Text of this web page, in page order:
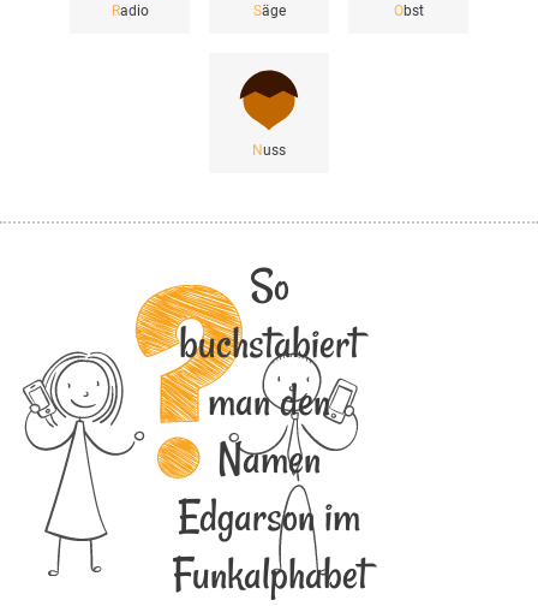
Radio Säge Obst
Nuss
So
buchstabiert
man den
Namen
Edgarson im
Funkalphabet